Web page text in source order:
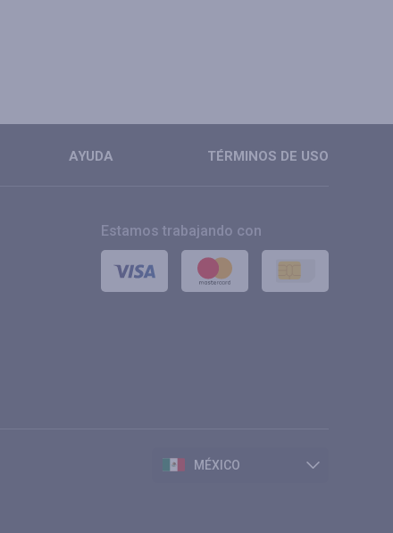
AYUDA TÉRMINOS DE USO
Estamos trabajando con
MÉXICO